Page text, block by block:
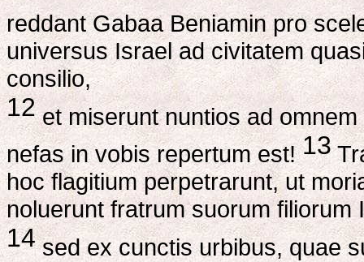
reddant Gabaa Beniamin pro
universus Israel ad civitatem
consilio,
12et miserunt nuntios ad
nefas in vobis repertum est!13
hoc flagitium perpetrarunt, ut
noluerunt fratrum suorum filiorum
14sed ex cunctis urbibus, quae